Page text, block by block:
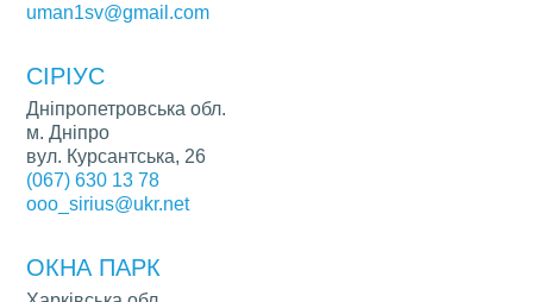
uman1sv@gmail.com
СІРІУС
Дніпропетровська обл.
м. Дніпро
вул. Курсантська, 26
(067) 630 13 78
ooo_sirius@ukr.net
ОКНА ПАРК